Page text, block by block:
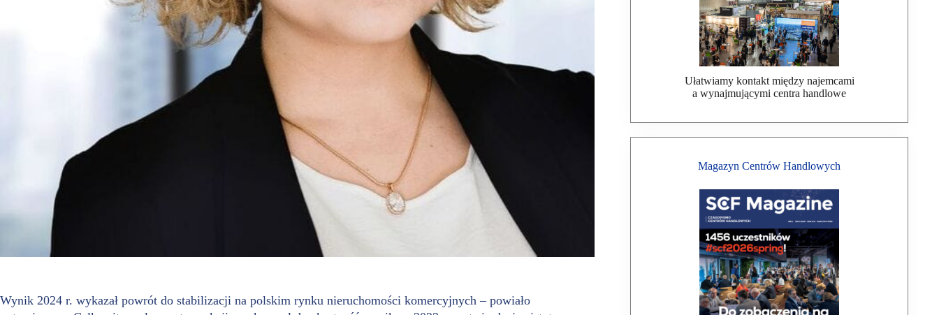
Wynik 2024 r. wykazał powrót do stabilizacji na polskim rynku nieruchomości komercyjnych – powiało
Ułatwiamy kontakt między najemcami
a wynajmującymi centra handlowe
Magazyn Centrów Handlowych